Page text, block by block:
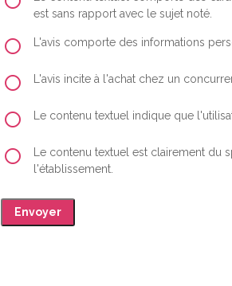
est sans rapport avec le sujet noté.
L'avis comporte des informations
L'avis incite à l'achat chez un
Le contenu textuel indique que
Le contenu textuel est clairement
l'établissement.
Envoyer